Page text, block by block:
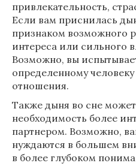
привлекательность,
Если вам приснилась
признаком возможного
интереса или сильного
Возможно, вы
определенному
отношения.
Также дыня во сне может
необходимость более
партнером. Возможно,
нуждаются в большем
в более глубоком